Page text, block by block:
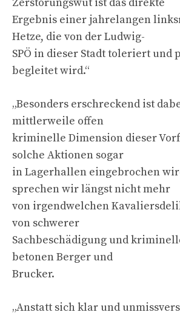
Ergebnis einer jahrelangen
Hetze, die von der Ludwig-
SPÖ in dieser Stadt toleriert und
begleitet wird.“
„Besonders erschreckend ist
mittlerweile offen
kriminelle Dimension dieser
solche Aktionen sogar
in Lagerhallen eingebrochen
sprechen wir längst nicht mehr
von irgendwelchen
von schwerer
Sachbeschädigung und
betonen Berger und
Brucker.
„Anstatt sich klar und